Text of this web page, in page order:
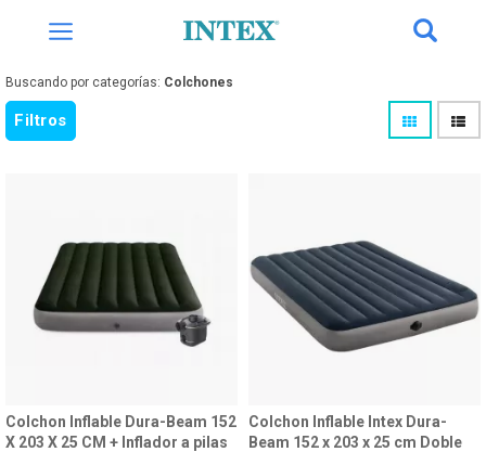
Buscando por categorías: Colchones
Filtros
Colchon Inflable Dura-Beam 152
X 203 X 25 CM + Inflador a pilas
Colchon Inflable Intex Dura-
Beam 152 x 203 x 25 cm Doble